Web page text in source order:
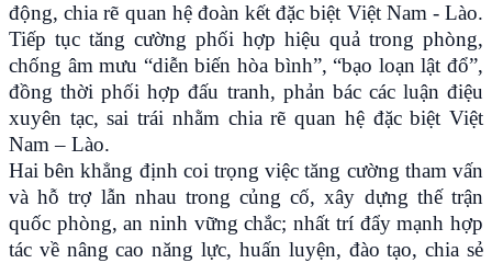
động, chia rẽ quan hệ đoàn kết đặc biệt Việt Nam - Lào.
Tiếp tục tăng cường phối hợp hiệu quả trong phòng,
chống âm mưu “diễn biến hòa bình”, “bạo loạn lật đổ”,
đồng thời phối hợp đấu tranh, phản bác các luận điệu
xuyên tạc, sai trái nhằm chia rẽ quan hệ đặc biệt Việt
Nam – Lào.
Hai bên khẳng định coi trọng việc tăng cường tham vấn
và hỗ trợ lẫn nhau trong củng cố, xây dựng thế trận
quốc phòng, an ninh vững chắc; nhất trí đẩy mạnh hợp
tác về nâng cao năng lực, huấn luyện, đào tạo, chia sẻ